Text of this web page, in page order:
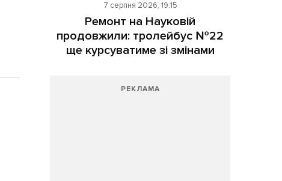
7 серпня 2026, 19:15
Ремонт на Науковій
продовжили: тролейбус №22
ще курсуватиме зі змінами
РЕКЛАМА